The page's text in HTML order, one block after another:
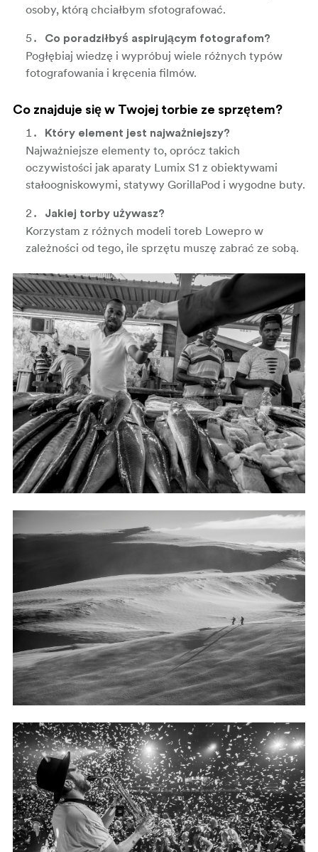
osoby, którą chciałbym sfotografować.
Co poradziłbyś aspirującym fotografom?
Pogłębiaj wiedzę i wypróbuj wiele różnych typów
fotografowania i kręcenia filmów.
Co znajduje się w Twojej torbie ze sprzętem?
Który element jest najważniejszy?
Najważniejsze elementy to, oprócz takich
oczywistości jak aparaty Lumix S1 z obiektywami
stałoogniskowymi, statywy GorillaPod i wygodne buty.
Jakiej torby używasz?
Korzystam z różnych modeli toreb Lowepro w
zależności od tego, ile sprzętu muszę zabrać ze sobą.